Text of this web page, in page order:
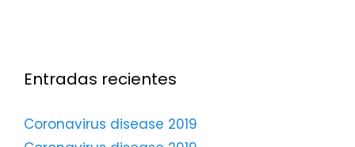
Entradas recientes
Coronavirus disease 2019